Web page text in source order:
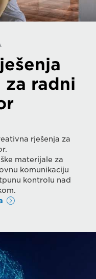
radni
rješenja za
materijale za
komunikaciju
kontrolu nad